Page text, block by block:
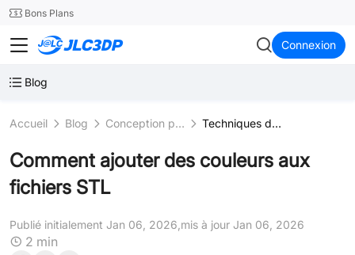
24SMT Bons Plans
JLC3DP Connexion
Blog
Accueil Blog Conception pour l’impression 3D Techniques de modélisation
Comment ajouter des couleurs aux
fichiers STL
Publié initialement Jan 06, 2026, mis à jour Jan 06, 2026
2 min